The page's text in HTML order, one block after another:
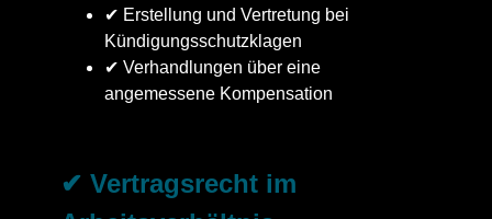
✔ Erstellung und Vertretung bei
Kündigungsschutzklagen
✔ Verhandlungen über eine
angemessene Kompensation
✔ Vertragsrecht im